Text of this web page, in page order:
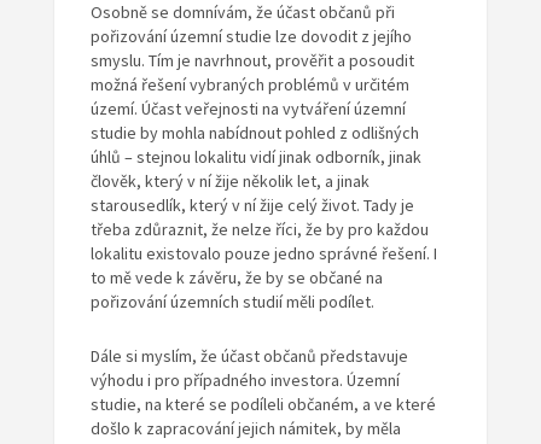
Osobně se domnívám, že účast občanů při
pořizování územní studie lze dovodit z jejího
smyslu. Tím je navrhnout, prověřit a posoudit
možná řešení vybraných problémů v určitém
území. Účast veřejnosti na vytváření územní
studie by mohla nabídnout pohled z odlišných
úhlů – stejnou lokalitu vidí jinak odborník, jinak
člověk, který v ní žije několik let, a jinak
starousedlík, který v ní žije celý život. Tady je
třeba zdůraznit, že nelze říci, že by pro každou
lokalitu existovalo pouze jedno správné řešení. I
to mě vede k závěru, že by se občané na
pořizování územních studií měli podílet.
Dále si myslím, že účast občanů představuje
výhodu i pro případného investora. Územní
studie, na které se podíleli občaném, a ve které
došlo k zapracování jejich námitek, by měla